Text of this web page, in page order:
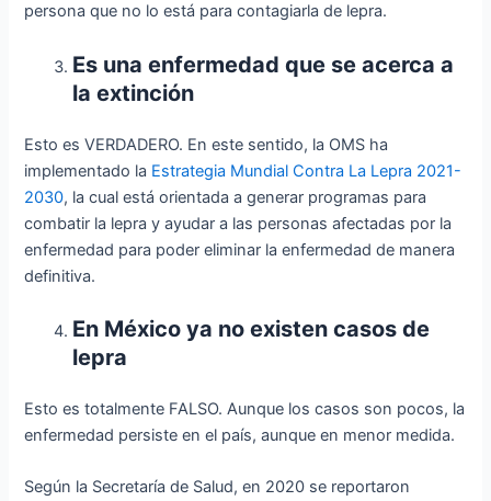
persona que no lo está para contagiarla de lepra.
Es una enfermedad que se acerca a
la extinción
Esto es VERDADERO. En este sentido, la OMS ha
implementado la Estrategia Mundial Contra La Lepra 2021-
2030, la cual está orientada a generar programas para
combatir la lepra y ayudar a las personas afectadas por la
enfermedad para poder eliminar la enfermedad de manera
definitiva.
En México ya no existen casos de
lepra
Esto es totalmente FALSO. Aunque los casos son pocos, la
enfermedad persiste en el país, aunque en menor medida.
Según la Secretaría de Salud, en 2020 se reportaron